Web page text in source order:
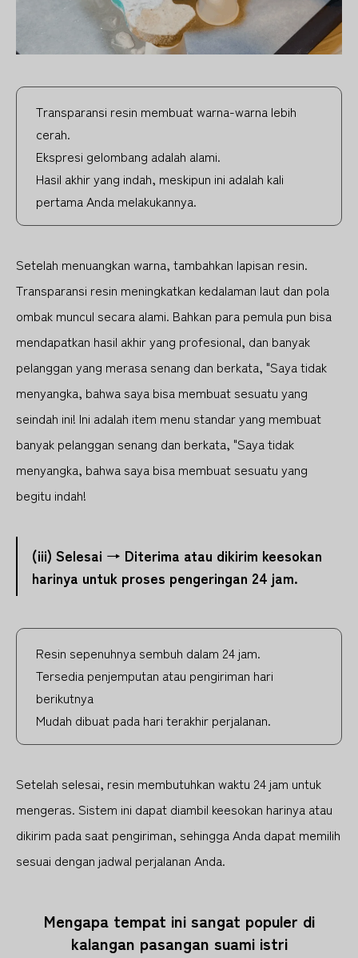
Transparansi resin membuat warna-warna lebih
cerah.
Ekspresi gelombang adalah alami.
Hasil akhir yang indah, meskipun ini adalah kali
pertama Anda melakukannya.
Setelah menuangkan warna, tambahkan lapisan resin.
Transparansi resin meningkatkan kedalaman laut dan pola
ombak muncul secara alami. Bahkan para pemula pun bisa
mendapatkan hasil akhir yang profesional, dan banyak
pelanggan yang merasa senang dan berkata, "Saya tidak
menyangka, bahwa saya bisa membuat sesuatu yang
seindah ini! Ini adalah item menu standar yang membuat
banyak pelanggan senang dan berkata, "Saya tidak
menyangka, bahwa saya bisa membuat sesuatu yang
begitu indah!
(iii) Selesai → Diterima atau dikirim keesokan
harinya untuk proses pengeringan 24 jam.
Resin sepenuhnya sembuh dalam 24 jam.
Tersedia penjemputan atau pengiriman hari
berikutnya
Mudah dibuat pada hari terakhir perjalanan.
Setelah selesai, resin membutuhkan waktu 24 jam untuk
mengeras. Sistem ini dapat diambil keesokan harinya atau
dikirim pada saat pengiriman, sehingga Anda dapat memilih
sesuai dengan jadwal perjalanan Anda.
Mengapa tempat ini sangat populer di
kalangan pasangan suami istri